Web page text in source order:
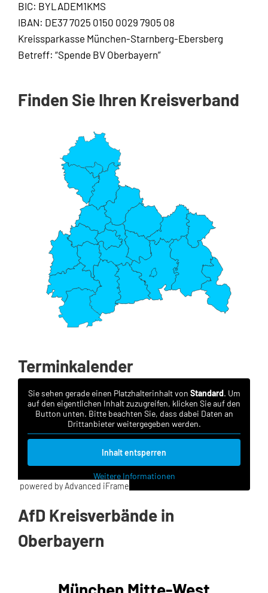
BIC: BYLADEM1KMS
IBAN: DE37 7025 0150 0029 7905 08
Kreissparkasse München-Starnberg-Ebersberg
Betreff: “Spende BV Oberbayern”
Finden Sie Ihren Kreisverband
Terminkalender
Sie sehen gerade einen Platzhalterinhalt von Standard. Um
auf den eigentlichen Inhalt zuzugreifen, klicken Sie auf den
Button unten. Bitte beachten Sie, dass dabei Daten an
Drittanbieter weitergegeben werden.
Inhalt entsperren
Weitere Informationen
powered by Advanced iFrame
AfD Kreisverbände in
Oberbayern